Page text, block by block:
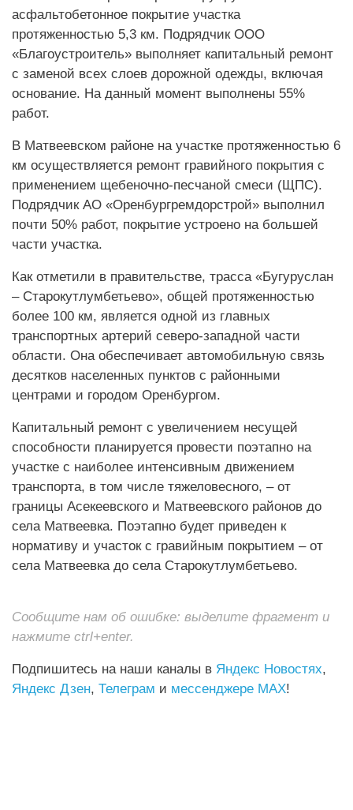
асфальтобетонное покрытие участка
протяженностью 5,3 км. Подрядчик ООО
«Благоустроитель» выполняет капитальный ремонт
с заменой всех слоев дорожной одежды, включая
основание. На данный момент выполнены 55%
работ.
В Матвеевском районе на участке протяженностью 6
км осуществляется ремонт гравийного покрытия с
применением щебеночно-песчаной смеси (ЩПС).
Подрядчик АО «Оренбургремдорстрой» выполнил
почти 50% работ, покрытие устроено на большей
части участка.
Как отметили в правительстве, трасса «Бугуруслан
– Старокутлумбетьево», общей протяженностью
более 100 км, является одной из главных
транспортных артерий северо-западной части
области. Она обеспечивает автомобильную связь
десятков населенных пунктов с районными
центрами и городом Оренбургом.
Капитальный ремонт с увеличением несущей
способности планируется провести поэтапно на
участке с наиболее интенсивным движением
транспорта, в том числе тяжеловесного, – от
границы Асекеевского и Матвеевского районов до
села Матвеевка. Поэтапно будет приведен к
нормативу и участок с гравийным покрытием – от
села Матвеевка до села Старокутлумбетьево.
Сообщите нам об ошибке: выделите фрагмент и
нажмите ctrl+enter.
Подпишитесь на наши каналы в Яндекс Новостях,
Яндекс Дзен, Телеграм и мессенджере MAX!